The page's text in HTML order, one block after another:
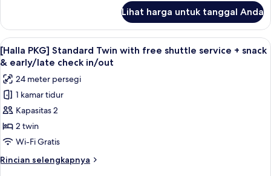
Check
out
1
hour
service
snack
&
early/late
check
in/out
[Halla
PKG]
Standard
Double
free
shuttle
service
+
snack
early/late
check
in/out
Lihat harga untuk tanggal Anda
Lihat
semua
foto
untuk
[Halla
PKG]
Standard
Twin
with
free
Brankas, meja kerja, kedap suara,
6
[Halla PKG] Standard Twin with free shuttle service + snack
& early/late check in/out
24 meter persegi
1 kamar tidur
Kapasitas 2
2 twin
Wi-Fi Gratis
Rincian selengkapnya
Rincian